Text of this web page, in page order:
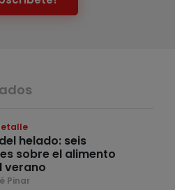
helado: seis
sobre el alimento
verano
Pinar